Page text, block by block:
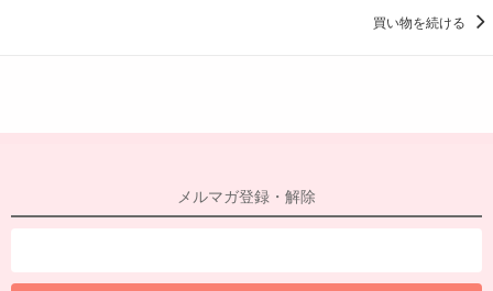
買い物を続ける
メルマガ登録・解除